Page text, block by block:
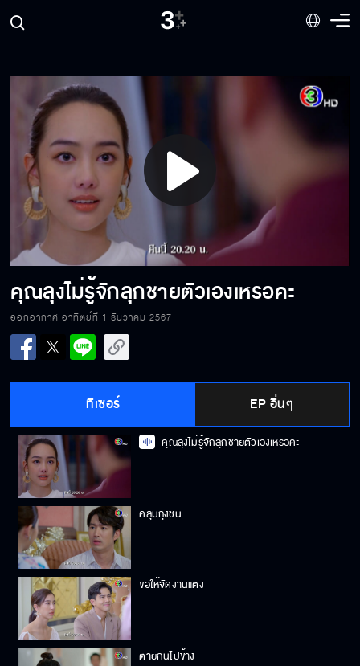
Play
Video
คุณลุงไม่รู้จักลุกชายตัวเองเหรอคะ
ออกอากาศ อาทิตย์ที่ 1 ธันวาคม 2567
ทีเซอร์ EP อื่นๆ
คุณลุงไม่รู้จักลุกชายตัวเองเหรอคะ
คลุมถุงชน
ขอให้จัดงานแต่ง
ตายกันไปข้าง